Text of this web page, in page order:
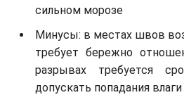
сильном морозе
Минусы: в местах швов
требует бережно
разрывах требуется
допускать попадания